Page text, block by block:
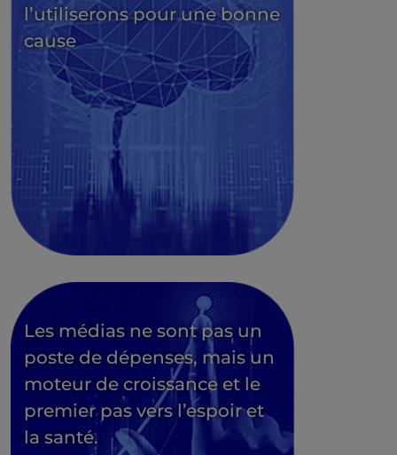
l’utiliserons pour une bonne
cause
Les médias ne sont pas un
poste de dépenses, mais un
moteur de croissance et le
premier pas vers l’espoir et
la santé.